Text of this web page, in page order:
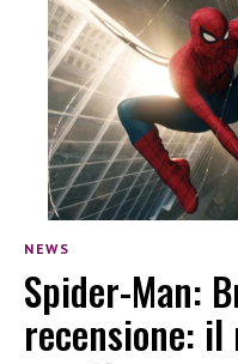
NEWS
Spider-Man:
recensione: il